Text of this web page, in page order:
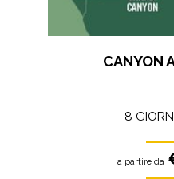
CANYON
8
a partire da